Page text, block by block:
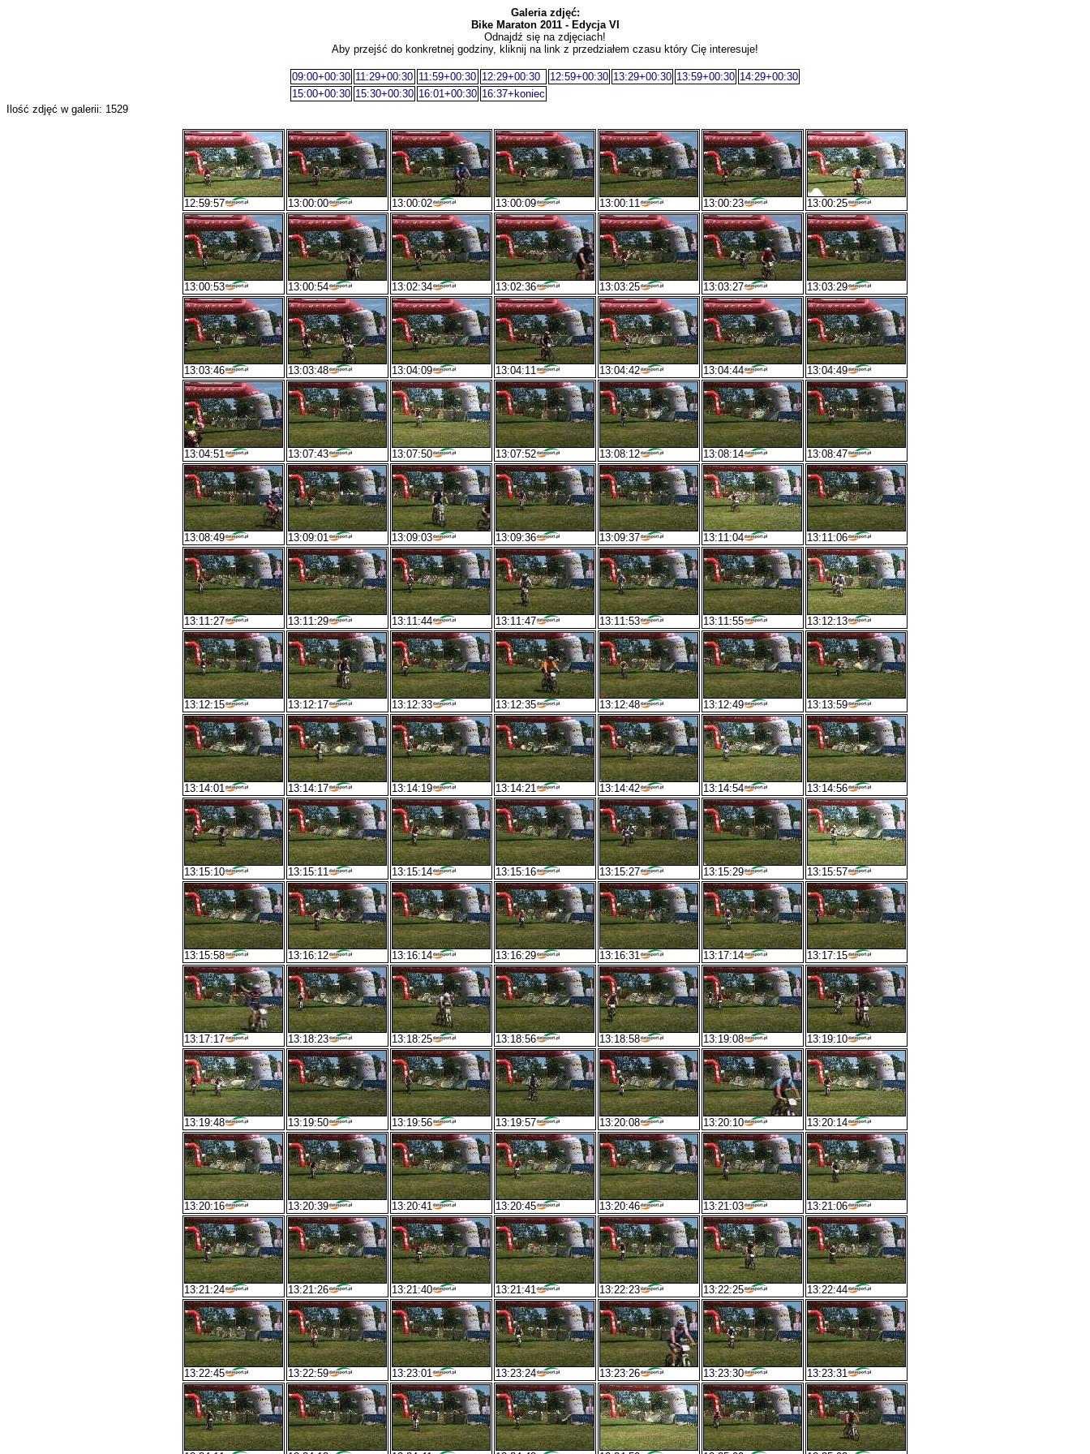
Galeria zdjęć:
Bike Maraton 2011 - Edycja VI
Odnajdź się na zdjęciach!
Aby przejść do konkretnej godziny, kliknij na link z przedziałem czasu który Cię interesuje!
09:00+00:30 11:29+00:30 11:59+00:30 12:29+00:30 12:59+00:30 13:29+00:30 13:59+00:30 14:29+00:30
15:00+00:30 15:30+00:30 16:01+00:30 16:37+koniec
Ilość zdjęć w galerii: 1529
12:59:57 13:00:00 13:00:02 13:00:09 13:00:11 13:00:23 13:00:25
13:00:53 13:00:54 13:02:34 13:02:36 13:03:25 13:03:27 13:03:29
13:03:46 13:03:48 13:04:09 13:04:11 13:04:42 13:04:44 13:04:49
13:04:51 13:07:43 13:07:50 13:07:52 13:08:12 13:08:14 13:08:47
13:08:49 13:09:01 13:09:03 13:09:36 13:09:37 13:11:04 13:11:06
13:11:27 13:11:29 13:11:44 13:11:47 13:11:53 13:11:55 13:12:13
13:12:15 13:12:17 13:12:33 13:12:35 13:12:48 13:12:49 13:13:59
13:14:01 13:14:17 13:14:19 13:14:21 13:14:42 13:14:54 13:14:56
13:15:10 13:15:11 13:15:14 13:15:16 13:15:27 13:15:29 13:15:57
13:15:58 13:16:12 13:16:14 13:16:29 13:16:31 13:17:14 13:17:15
13:17:17 13:18:23 13:18:25 13:18:56 13:18:58 13:19:08 13:19:10
13:19:48 13:19:50 13:19:56 13:19:57 13:20:08 13:20:10 13:20:14
13:20:16 13:20:39 13:20:41 13:20:45 13:20:46 13:21:03 13:21:06
13:21:24 13:21:26 13:21:40 13:21:41 13:22:23 13:22:25 13:22:44
13:22:45 13:22:59 13:23:01 13:23:24 13:23:26 13:23:30 13:23:31